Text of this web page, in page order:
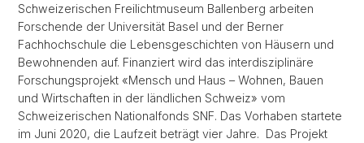
Schweizerischen Freilichtmuseum Ballenberg arbeiten
Forschende der Universität Basel und der Berner
Fachhochschule die Lebensgeschichten von Häusern und
Bewohnenden auf. Finanziert wird das interdisziplinäre
Forschungsprojekt «Mensch und Haus – Wohnen, Bauen
und Wirtschaften in der ländlichen Schweiz» vom
Schweizerischen Nationalfonds SNF. Das Vorhaben startete
im Juni 2020, die Laufzeit beträgt vier Jahre. Das Projekt